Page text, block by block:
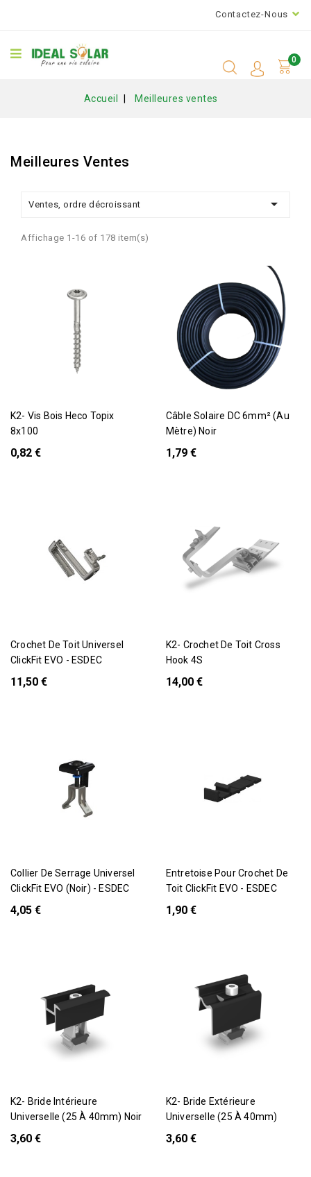
Contactez-Nous
0
Accueil Meilleures ventes
Meilleures Ventes
Ventes, ordre décroissant 
Affichage 1-16 of 178 item(s)
K2- Vis Bois Heco Topix
8x100
0,82 €
Câble Solaire DC 6mm² (au
Mètre) Noir
1,79 €
Crochet De Toit Universel
ClickFit EVO - ESDEC
11,50 €
K2- Crochet De Toit Cross
Hook 4S
14,00 €
Collier De Serrage Universel
ClickFit EVO (Noir) - ESDEC
4,05 €
Entretoise Pour Crochet De
Toit ClickFit EVO - ESDEC
1,90 €
K2- Bride Intérieure
Universelle (25 À 40mm) Noir
3,60 €
K2- Bride Extérieure
Universelle (25 À 40mm)
3,60 €